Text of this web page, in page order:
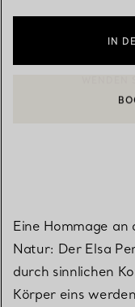
IN
EINEN
Eine Hommage an
Natur: Der Elsa
durch sinnlichen
Körper eins